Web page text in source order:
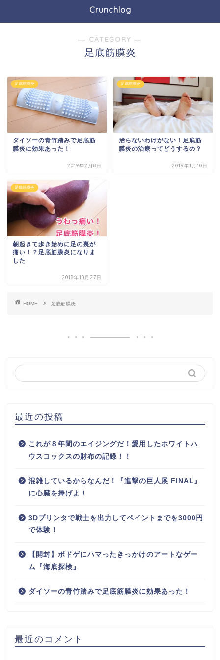
Crunchlog
― CATEGORY ―
足底筋膜炎
足底筋膜炎
ダイソーの青竹踏みで足底筋
膜炎に効果あった！
2019年2月8日
足底筋膜炎
治らないわけがない！足底筋
膜炎の治療ってどうするの？
2019年1月10日
足底筋膜炎
朝起きて歩き始めに足の裏が
痛い！？足底筋膜炎になりま
した
2018年10月27日
HOME 足底筋膜炎
最近の投稿
これが８年間のエイジングだ！愛用したホワイトハ
ウスコックスの財布の記録！！
混雑しているからなんだ！『進撃の巨人展 FINAL』
に心臓を捧げよ！
3Dプリンタで戦士を出力してペイントまでを3000円
で体験！
【開封】ボドゲにハマったきっかけのアートなゲー
ム『海底探検』
ダイソーの青竹踏みで足底筋膜炎に効果あった！
最近のコメント